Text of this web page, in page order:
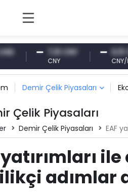
7,10 CNY
CNY
0,13 CNY
CNY/EUR
Demir Çelik Piyasaları
Çelik Piyasaları
Demir Çelik Piyasaları EAF
yatırımları
adımlar